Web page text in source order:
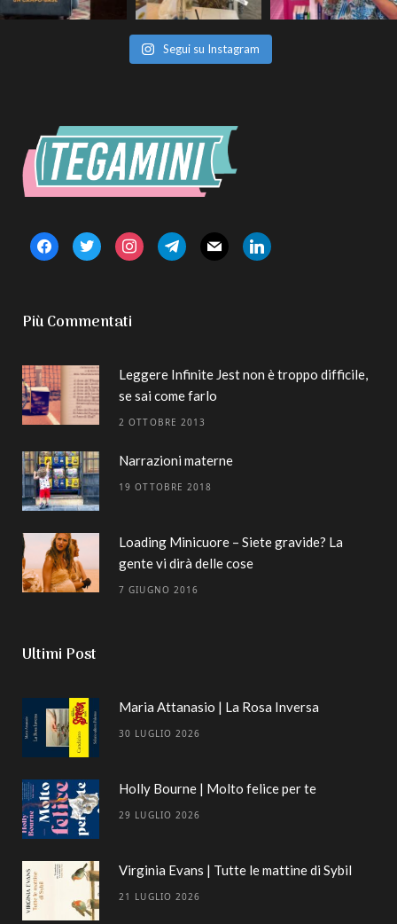
Segui su Instagram
facebooktwitter instagramtelegrammail linkedin
Più Commentati
Leggere Infinite Jest non è troppo difficile,
se sai come farlo
2 OTTOBRE 2013
Narrazioni materne
19 OTTOBRE 2018
Loading Minicuore – Siete gravide? La
gente vi dirà delle cose
7 GIUGNO 2016
Ultimi Post
Maria Attanasio | La Rosa Inversa
30 LUGLIO 2026
Holly Bourne | Molto felice per te
29 LUGLIO 2026
Virginia Evans | Tutte le mattine di Sybil
21 LUGLIO 2026